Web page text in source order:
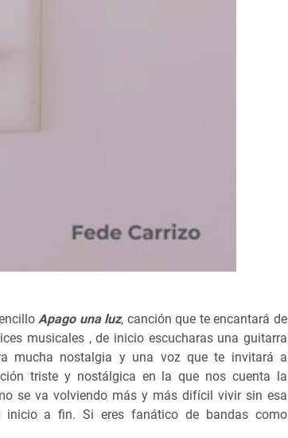
Apago una luz, canción que te encantará de
musicales , de inicio escucharas una guitarra
mucha nostalgia y una voz que te invitará a
triste y nostálgica en la que nos cuenta la
se va volviendo más y más difícil vivir sin esa
inicio a fin. Si eres fanático de bandas como